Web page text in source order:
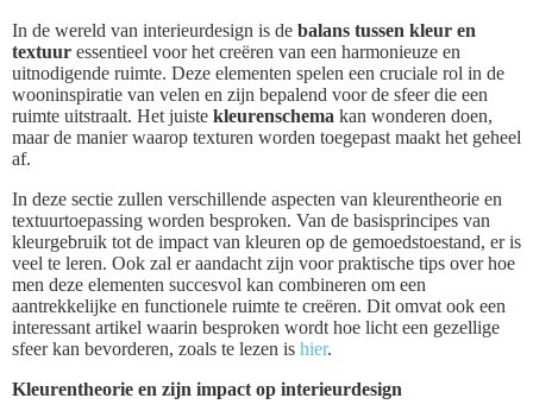
In de wereld van interieurdesign is de balans tussen kleur en
textuur essentieel voor het creëren van een harmonieuze en
uitnodigende ruimte. Deze elementen spelen een cruciale rol in de
wooninspiratie van velen en zijn bepalend voor de sfeer die een
ruimte uitstraalt. Het juiste kleurenschema kan wonderen doen,
maar de manier waarop texturen worden toegepast maakt het geheel
af.
In deze sectie zullen verschillende aspecten van kleurentheorie en
textuurtoepassing worden besproken. Van de basisprincipes van
kleurgebruik tot de impact van kleuren op de gemoedstoestand, er is
veel te leren. Ook zal er aandacht zijn voor praktische tips over hoe
men deze elementen succesvol kan combineren om een
aantrekkelijke en functionele ruimte te creëren. Dit omvat ook een
interessant artikel waarin besproken wordt hoe licht een gezellige
sfeer kan bevorderen, zoals te lezen is hier.
Kleurentheorie en zijn impact op interieurdesign